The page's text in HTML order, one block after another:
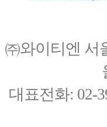
㈜와이티엔 서
대표전화: 02-